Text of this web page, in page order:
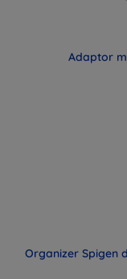
Adaptor
Organizer Spigen